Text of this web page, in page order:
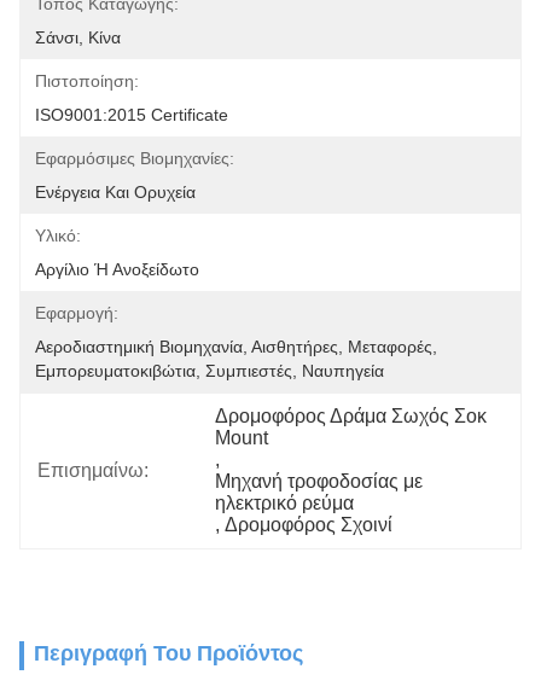
Σάνσι, Κίνα
Πιστοποίηση:
ISO9001:2015 Certificate
Εφαρμόσιμες Βιομηχανίες:
Ενέργεια Και Ορυχεία
Υλικό:
Αργίλιο Ή Ανοξείδωτο
Εφαρμογή:
Αεροδιαστημική Βιομηχανία, Αισθητήρες, Μεταφορές,
Εμπορευματοκιβώτια, Συμπιεστές, Ναυπηγεία
Επισημαίνω:
Δρομοφόρος Δράμα Σωχός Σοκ
Mount
,
Μηχανή τροφοδοσίας με
ηλεκτρικό ρεύμα
, Δρομοφόρος Σχοινί
Περιγραφή Του Προϊόντος